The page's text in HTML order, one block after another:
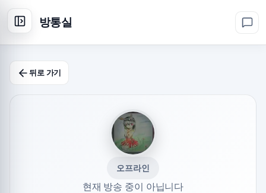
방통실
뒤로 가기
오프라인
현재 방송 중이 아닙니다